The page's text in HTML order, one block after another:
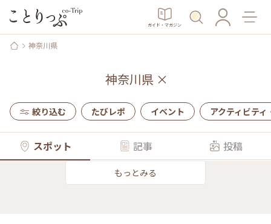
ガイド・マガジン
神奈川県
神奈川県 ×
絞り込む たびレポ イベント アクティビティ
スポット 記事 投稿
もっとみる